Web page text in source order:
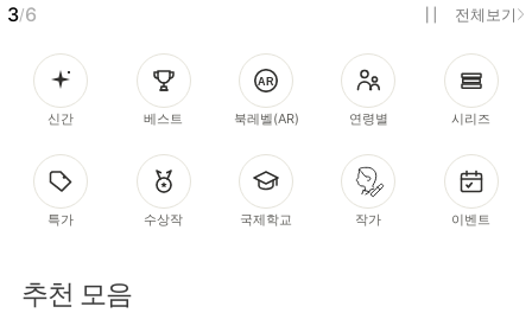
3/6 전체보기
신간 베스트 북레벨(AR) 연령별 시리즈
특가 수상작 국제학교 작가 이벤트
추천 모음